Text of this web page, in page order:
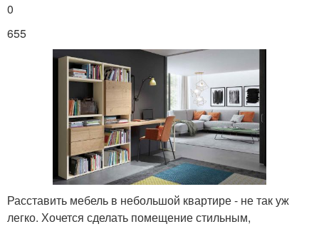
0
655
Расставить мебель в небольшой квартире - не так уж
легко. Хочется сделать помещение стильным,